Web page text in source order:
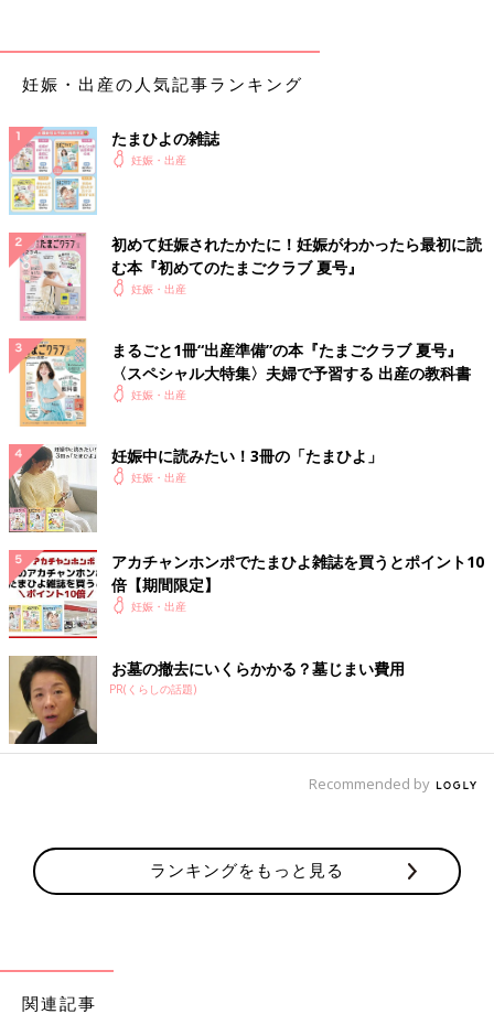
のようで、しっかり正しい装着をすれば帝王切開
なく負担が少なく抱っこできています。丸洗いできるものを選び
ましたが、思ってるよりは丸洗いしません。よだれカバーをして
使用期間
主な交通手段
居住地域
千葉県
主に使用する人
ママとパパ
大人の身長
子どもの体重
7kg
we76878d5d-0505（2025/1）
（生後４～７カ月ベビー／30才以上～34才ママ）
丈夫なので安心して使えます。腰にそこまで負担も感じません。
ヘビロテしてます！！最初のうちは抱っこの練習がいります。お
んぶは少し怖いので別のおんぶ紐を買う予定です。サイズ調整が
難しい。
使用期間
主な交通手段
徒歩
居住地域
主に使用する人
は赤ちゃんが苦しくないか不安だったけど慣れると楽です。両サ
妊娠・出産の人気記事ランキング
たまひよの雑誌
妊娠・出産
初めて妊娠されたかたに！妊娠がわかったら最初に読
む本『初めてのたまごクラブ 夏号』
妊娠・出産
まるごと1冊“出産準備”の本『たまごクラブ 夏号』
〈スペシャル大特集〉夫婦で予習する 出産の教科書
妊娠・出産
妊娠中に読みたい！3冊の「たまひよ」
妊娠・出産
アカチャンホンポでたまひよ雑誌を買うとポイント10
倍【期間限定】
妊娠・出産
お墓の撤去にいくらかかる？墓じまい費用
PR(くらしの話題)
Recommended by
ランキングをもっと見る
関連記事